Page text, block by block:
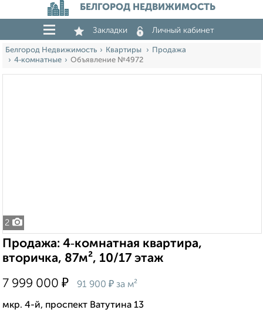
БЕЛГОРОД НЕДВИЖИМОСТЬ
Закладки Личный кабинет
Белгород Недвижимость Квартиры
Продажа
4‑комнатные
Объявление №4972
2
Продажа: 4‑комнатная квартира,
вторичка, 87м², 10/17 этаж
7 999 000 ₽ 91 900 ₽ за м²
мкр. 4-й, проспект Ватутина 13